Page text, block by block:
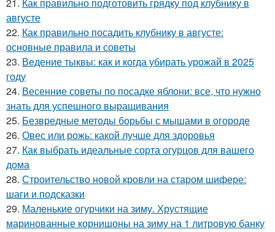
августе
22. Как правильно посадить клубнику в августе:
основные правила и советы
23. Ведение тыквы: как и когда убирать урожай в 2025
году
24. Весенние советы по посадке яблони: все, что нужно
знать для успешного выращивания
25. Безвредные методы борьбы с мышами в огороде
26. Овес или рожь: какой лучше для здоровья
27. Как выбрать идеальные сорта огурцов для вашего
дома
28. Строительство новой кровли на старом шифере:
шаги и подсказки
29. Маленькие огурчики на зиму. Хрустящие
маринованные корнишоны на зиму на 1 литровую банку